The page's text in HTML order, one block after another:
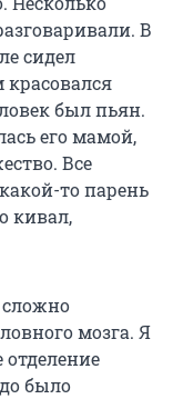
В
сидел
был пьян.
его мамой,
Все
то парень
кивал,
сложно
мозга. Я
было